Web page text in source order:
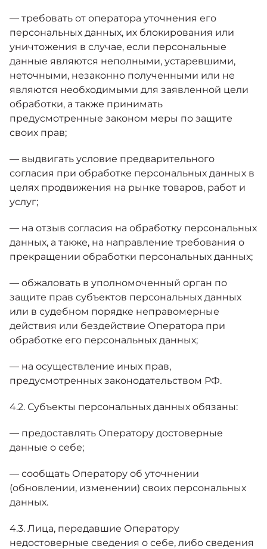
— требовать от оператора уточнения его
персональных данных, их блокирования или
уничтожения в случае, если персональные
данные являются неполными, устаревшими,
неточными, незаконно полученными или не
являются необходимыми для заявленной цели
обработки, а также принимать
предусмотренные законом меры по защите
своих прав;
— выдвигать условие предварительного
согласия при обработке персональных данных в
целях продвижения на рынке товаров, работ и
услуг;
— на отзыв согласия на обработку персональных
данных, а также, на направление требования о
прекращении обработки персональных данных;
— обжаловать в уполномоченный орган по
защите прав субъектов персональных данных
или в судебном порядке неправомерные
действия или бездействие Оператора при
обработке его персональных данных;
— на осуществление иных прав,
предусмотренных законодательством РФ.
4.2. Субъекты персональных данных обязаны:
— предоставлять Оператору достоверные
данные о себе;
— сообщать Оператору об уточнении
(обновлении, изменении) своих персональных
данных.
4.3. Лица, передавшие Оператору
недостоверные сведения о себе, либо сведения